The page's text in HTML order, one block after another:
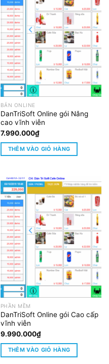
BẢN ONLINE
DanTriSoft Online gói Nâng
cao vĩnh viễn
7.990.000₫
THÊM VÀO GIỎ HÀNG
PHẦN MỀM
DanTriSoft Online gói Cao cấp
vĩnh viễn
9.990.000₫
THÊM VÀO GIỎ HÀNG